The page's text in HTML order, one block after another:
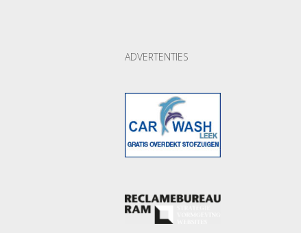
ADVERTENTIES